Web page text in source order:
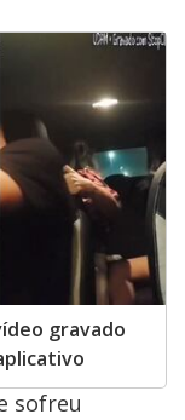
gravado
sofreu